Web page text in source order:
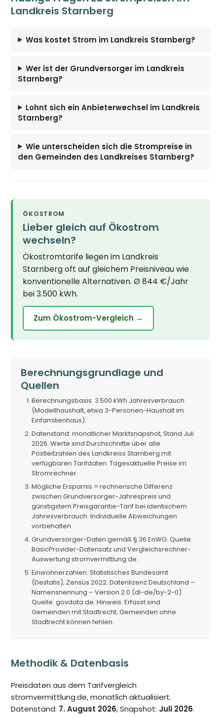
Landkreis Starnberg
Was kostet Strom im Landkreis Starnberg?
Wer ist der Grundversorger im Landkreis
Starnberg?
Lohnt sich ein Anbieterwechsel im Landkreis
Starnberg?
Wie unterscheiden sich die Strompreise in
den Gemeinden des Landkreises Starnberg?
ÖKOSTROM
Lieber gleich auf Ökostrom
wechseln?
Ökostromtarife liegen im Landkreis
Starnberg oft auf gleichem Preisniveau wie
konventionelle Alternativen. Ø 844 €/Jahr
bei 3.500 kWh.
Zum Ökostrom-Vergleich →
Berechnungsgrundlage und
Quellen
Berechnungsbasis: 3.500 kWh Jahresverbrauch
(Modellhaushalt, etwa 3-Personen-Haushalt im
Einfamilienhaus).
Datenstand: monatlicher Marktsnapshot, Stand Juli
2026. Werte sind Durchschnitte über alle
Postleitzahlen des Landkreiss Starnberg mit
verfügbaren Tarifdaten. Tagesaktuelle Preise im
Stromrechner.
Mögliche Ersparnis = rechnerische Differenz
zwischen Grundversorger-Jahrespreis und
günstigstem Preisgarantie-Tarif bei identischem
Jahresverbrauch. Individuelle Abweichungen
vorbehalten.
Grundversorger-Daten gemäß § 36 EnWG. Quelle:
BasicProvider-Datensatz und Vergleichsrechner-
Auswertung stromvermittlung.de.
Einwohnerzahlen: Statistisches Bundesamt
(Destatis), Zensus 2022. Datenlizenz Deutschland –
Namensnennung – Version 2.0 (dl-de/by-2-0).
Quelle: govdata.de. Hinweis: Erfasst sind
Gemeinden mit Stadtrecht; Gemeinden ohne
Stadtrecht können fehlen.
Methodik & Datenbasis
Preisdaten aus dem Tarifvergleich
stromvermittlung.de, monatlich aktualisiert.
Datenstand: 7. August 2026, Snapshot: Juli 2026.